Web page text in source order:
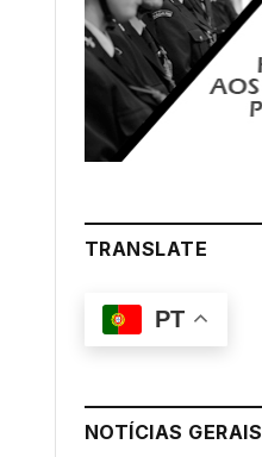
TRANSLATE
PT
NOTÍCIAS GERAIS